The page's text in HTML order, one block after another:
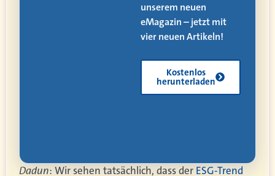
unserem neuen
eMagazin – jetzt mit
vier neuen Artikeln!
Kostenlos
herunterladen
Dadun: Wir sehen tatsächlich, dass der ESG-Trend